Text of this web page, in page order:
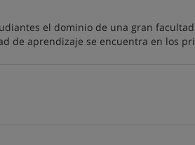
el dominio de una gran
de aprendizaje se encuentra en los